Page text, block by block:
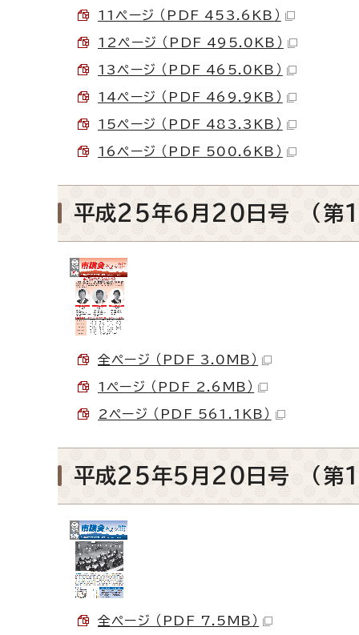
11ページ （PDF 453.6KB）
12ページ （PDF 495.0KB）
13ページ （PDF 465.0KB）
14ページ （PDF 469.9KB）
15ページ （PDF 483.3KB）
16ページ （PDF 500.6KB）
平成25年6月20日号 （第
全ページ （PDF 3.0MB）
1ページ （PDF 2.6MB）
2ページ （PDF 561.1KB）
平成25年5月20日号 （第
全ページ （PDF 7.5MB）